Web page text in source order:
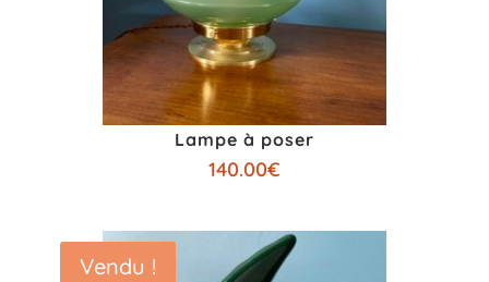
Lampe à poser
140.00€
Vendu !